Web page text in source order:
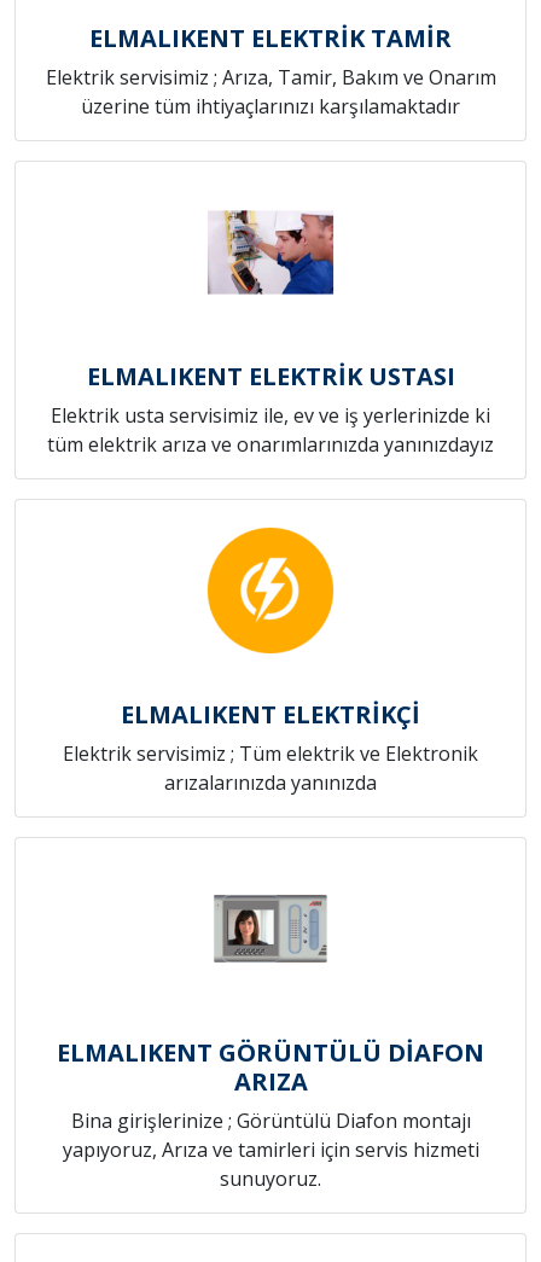
ELMALIKENT ELEKTRİK TAMİR
Elektrik servisimiz ; Arıza, Tamir, Bakım ve Onarım
üzerine tüm ihtiyaçlarınızı karşılamaktadır
ELMALIKENT ELEKTRİK USTASI
Elektrik usta servisimiz ile, ev ve iş yerlerinizde ki
tüm elektrik arıza ve onarımlarınızda yanınızdayız
ELMALIKENT ELEKTRİKÇİ
Elektrik servisimiz ; Tüm elektrik ve Elektronik
arızalarınızda yanınızda
ELMALIKENT GÖRÜNTÜLÜ DİAFON
ARIZA
Bina girişlerinize ; Görüntülü Diafon montajı
yapıyoruz, Arıza ve tamirleri için servis hizmeti
sunuyoruz.